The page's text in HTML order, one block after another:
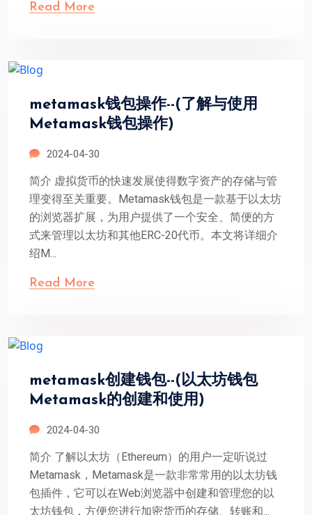
Read More
metamask钱包操作--(了解与使用
Metamask钱包操作)
2024-04-30
简介 虚拟货币的快速发展使得数字资产的存储与管
理变得至关重要。Metamask钱包是一款基于以太坊
的浏览器扩展，为用户提供了一个安全、简便的方
式来管理以太坊和其他ERC-20代币。本文将详细介
绍M...
Read More
metamask创建钱包--(以太坊钱包
Metamask的创建和使用)
2024-04-30
简介 了解以太坊（Ethereum）的用户一定听说过
Metamask，Metamask是一款非常常用的以太坊钱
包插件，它可以在Web浏览器中创建和管理您的以
太坊钱包，方便您进行加密货币的存储、转账和...